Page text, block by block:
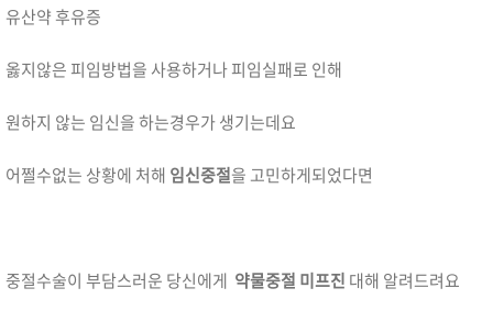
유산약 후유증
옳지않은 피임방법을 사용하거나 피임실패로 인해
원하지 않는 임신을 하는경우가 생기는데요
어쩔수없는 상황에 처해 임신중절을 고민하게되었다면
중절수술이 부담스러운 당신에게 약물중절 미프진 대해 알려드려요